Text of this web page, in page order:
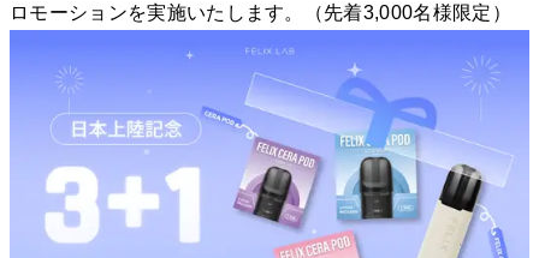
ロモーションを実施いたします。（先着3,000名様限定）